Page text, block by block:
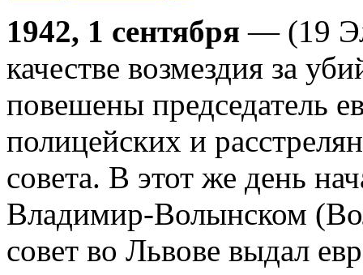
1942, 1 сентября — (19
качестве возмездия за
повешены председатель
полицейских и
совета. В этот же день
Владимир-Волынском
совет во Львове выдал